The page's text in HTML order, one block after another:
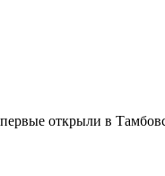
открыли в